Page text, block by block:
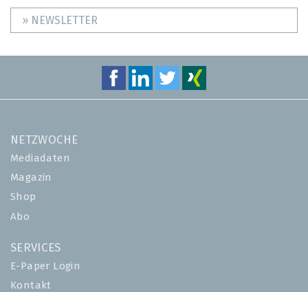
» NEWSLETTER
NETZWOCHE
Mediadaten
Magazin
Shop
Abo
SERVICES
E-Paper Login
Kontakt